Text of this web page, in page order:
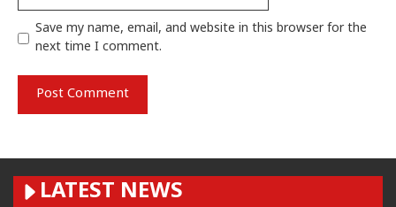
Save my name, email, and website in this browser for the
next time I comment.
LATEST NEWS